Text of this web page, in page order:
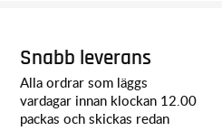
Snabb leverans
Alla ordrar som läggs
vardagar innan klockan 12.00
packas och skickas redan